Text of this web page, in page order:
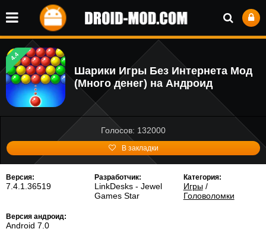
4.4
Шарики Игры Без Интернета Мод
(Много денег) на Андроид
Голосов: 132000
В закладки
Версия:
7.4.1.36519
Разработчик:
LinkDesks - Jewel
Games Star
Категория:
Игры/
Головоломки
Версия андроид:
Android 7.0